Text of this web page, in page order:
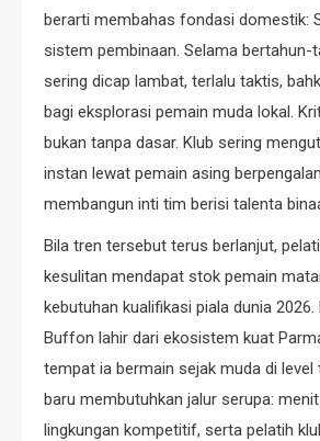
berarti membahas fondasi domestik:
sistem pembinaan. Selama bertahun-
sering dicap lambat, terlalu taktis,
bagi eksplorasi pemain muda lokal.
bukan tanpa dasar. Klub sering
instan lewat pemain asing
membangun inti tim berisi talenta
Bila tren tersebut terus berlanjut,
kesulitan mendapat stok pemain
kebutuhan kualifikasi piala dunia
Buffon lahir dari ekosistem kuat
tempat ia bermain sejak muda di level
baru membutuhkan jalur serupa:
lingkungan kompetitif, serta pelatih